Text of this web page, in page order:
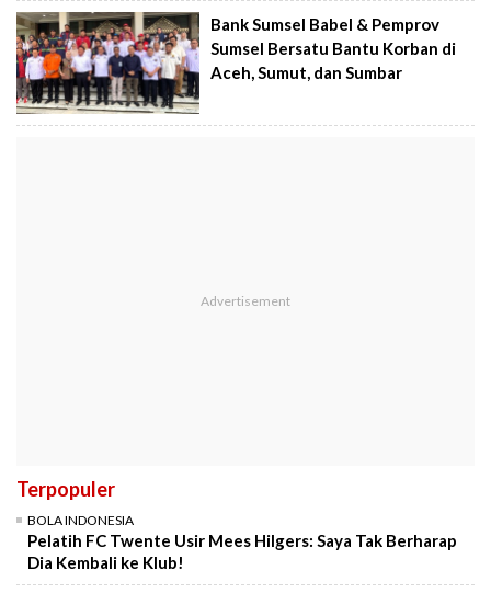
Bank Sumsel Babel & Pemprov
Sumsel Bersatu Bantu Korban di
Aceh, Sumut, dan Sumbar
Terpopuler
BOLA INDONESIA
Pelatih FC Twente Usir Mees Hilgers: Saya Tak Berharap
Dia Kembali ke Klub!